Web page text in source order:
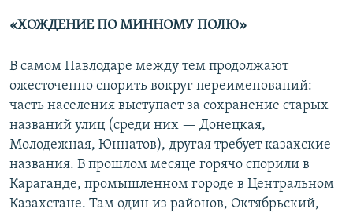
«ХОЖДЕНИЕ ПО МИННОМУ ПОЛЮ»
В самом Павлодаре между тем продолжают
ожесточенно спорить вокруг переименований:
часть населения выступает за сохранение старых
названий улиц (среди них — Донецкая,
Молодежная, Юннатов), другая требует казахские
названия. В прошлом месяце горячо спорили в
Караганде, промышленном городе в Центральном
Казахстане. Там один из районов, Октябрьский,